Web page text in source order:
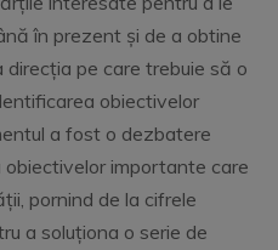
în prezent și de a obtine
direcția pe care trebuie să o
obiectivelor
a fost o dezbatere
importante care
pornind de la cifrele
a soluționa o serie de